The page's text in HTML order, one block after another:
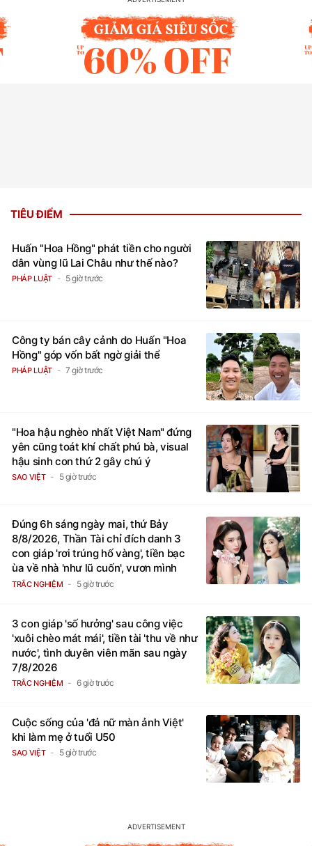
TIÊU ĐIỂM
Huấn "Hoa Hồng" phát tiền cho người
dân vùng lũ Lai Châu như thế nào?
PHÁP LUẬT 5 giờ trước
Công ty bán cây cảnh do Huấn "Hoa
Hồng" góp vốn bất ngờ giải thể
PHÁP LUẬT 7 giờ trước
"Hoa hậu nghèo nhất Việt Nam" đứng
yên cũng toát khí chất phú bà, visual
hậu sinh con thứ 2 gây chú ý
SAO VIỆT 5 giờ trước
Đúng 6h sáng ngày mai, thứ Bảy
8/8/2026, Thần Tài chỉ đích danh 3
con giáp 'rơi trúng hố vàng', tiền bạc
ùa về nhà 'như lũ cuốn', vươn mình
thành đại gia trong phút chốc
TRẮC NGHIỆM 5 giờ trước
3 con giáp 'số hưởng' sau công việc
'xuôi chèo mát mái', tiền tài 'thu về như
nước', tình duyên viên mãn sau ngày
7/8/2026
TRẮC NGHIỆM 6 giờ trước
Cuộc sống của 'đả nữ màn ảnh Việt'
khi làm mẹ ở tuổi U50
SAO VIỆT 5 giờ trước